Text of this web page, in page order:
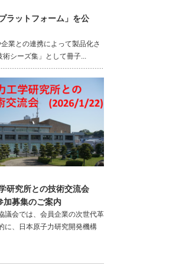
ラットフォーム」を公
業との連携によって製品化さ
シーズ集」として冊子...
研究所との技術交流会
募集のご案内
議会では、会員企業の次世代革
に、日本原子力研究開発機構